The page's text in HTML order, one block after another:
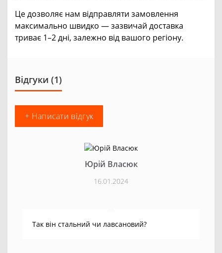
Це дозволяє нам відправляти замовлення
максимально швидко — зазвичай доставка
триває 1–2 дні, залежно від вашого регіону.
Відгуки (1)
+ Написати відгук
Юрій Власюк
16.01.2024
Так він стальний чи лавсановий?